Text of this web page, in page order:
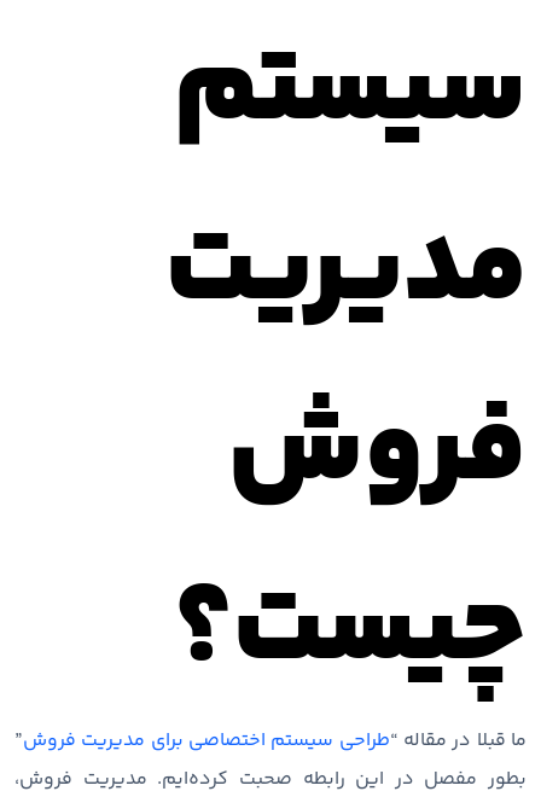
سیستم
مدیریت
فروش
چیست؟
ما قبلا در مقاله “طراحی سیستم اختصاصی برای مدیریت فروش”
بطور مفصل در این رابطه صحبت کرده‌ایم. مدیریت فروش،